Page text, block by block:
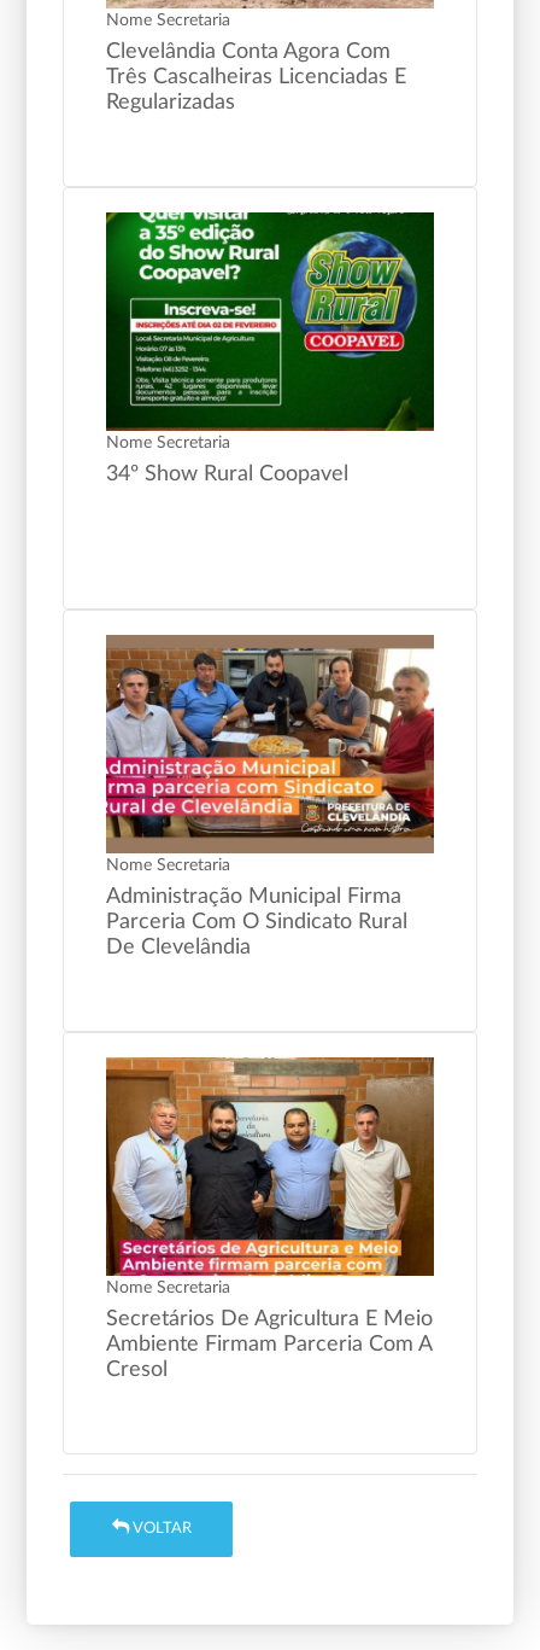
Nome Secretaria
Clevelândia Conta Agora Com
Três Cascalheiras Licenciadas E
Regularizadas
Nome Secretaria
34º Show Rural Coopavel
Nome Secretaria
Administração Municipal Firma
Parceria Com O Sindicato Rural
De Clevelândia
Nome Secretaria
Secretários De Agricultura E Meio
Ambiente Firmam Parceria Com A
Cresol
VOLTAR